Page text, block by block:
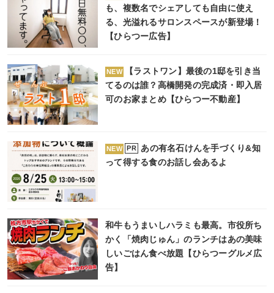
も、複数名でシェアしても自由に使え
る、光溢れるサロンスペースが新登場！
【ひらつー広告】
NEW
【ラストワン】最後の1邸を引き当
てるのは誰？高橋開発の完成済・即入居
可のお家まとめ【ひらつー不動産】
NEW PR
あの有名石けんを手づくり&知
って得する食のお話し会あるよ
和牛もうまいしハラミも最高。市役所ち
かく「焼肉じゅん」のランチはあの美味
しいごはん食べ放題【ひらつーグルメ広
告】